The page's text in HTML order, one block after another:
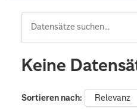
Keine
Sortieren nach